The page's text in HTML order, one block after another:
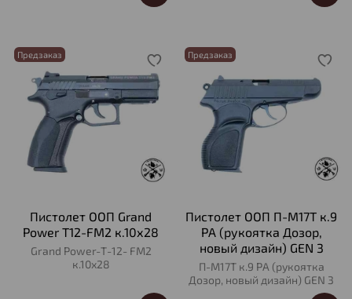
Предзаказ
Пистолет ООП Grand
Power T12-FM2 к.10х28
Grand Power-Т-12- FM2
к.10х28
Предзаказ
Пистолет ООП П-М17Т к.9
РА (рукоятка Дозор,
новый дизайн) GEN 3
П-М17Т к.9 РА (рукоятка
Дозор, новый дизайн) GEN 3